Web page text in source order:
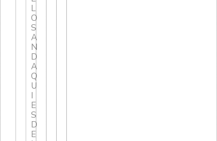
L
O
S
A
N
D
A
Q
U
I
E
S
D
E